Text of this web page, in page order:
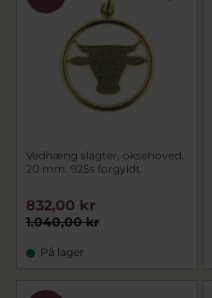
Vedhæng slagter, oksehoved,
20 mm. 925s forgyldt
1.040,00 kr
832,00 kr
På lager